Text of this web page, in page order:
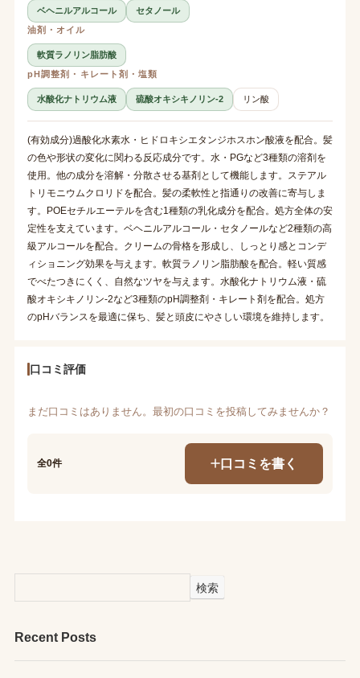
ベヘニルアルコール
セタノール
油剤・オイル
軟質ラノリン脂肪酸
pH調整剤・キレート剤・塩類
水酸化ナトリウム液 硫酸オキシキノリン-2 リン酸
(有効成分)過酸化水素水・ヒドロキシエタンジホスホン酸液を配合。髪
の色や形状の変化に関わる反応成分です。水・PGなど3種類の溶剤を
使用。他の成分を溶解・分散させる基剤として機能します。ステアル
トリモニウムクロリドを配合。髪の柔軟性と指通りの改善に寄与しま
す。POEセチルエーテルを含む1種類の乳化成分を配合。処方全体の安
定性を支えています。ベヘニルアルコール・セタノールなど2種類の高
級アルコールを配合。クリームの骨格を形成し、しっとり感とコンデ
ィショニング効果を与えます。軟質ラノリン脂肪酸を配合。軽い質感
でべたつきにくく、自然なツヤを与えます。水酸化ナトリウム液・硫
酸オキシキノリン-2など3種類のpH調整剤・キレート剤を配合。処方
のpHバランスを最適に保ち、髪と頭皮にやさしい環境を維持します。
口コミ評価
まだ口コミはありません。最初の口コミを投稿してみませんか？
全0件 口コミを書く
検索
Recent Posts